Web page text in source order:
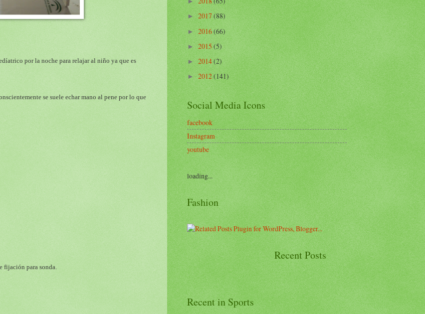
por la noche para relajar al niño ya que es
se suele echar mano al pene por lo que
fijación para sonda.
►2017(88)
►2016(66)
►2015(5)
►2014(2)
►2012(141)
Social Media Icons
facebook
Instagram
youtube
loading...
Fashion
Recent in Sports
Recent Posts